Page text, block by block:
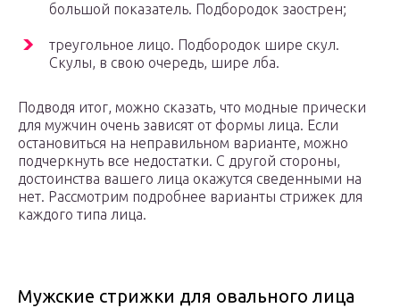
большой показатель. Подбородок заострен;
треугольное лицо. Подбородок шире скул.
Скулы, в свою очередь, шире лба.
Подводя итог, можно сказать, что модные прически
для мужчин очень зависят от формы лица. Если
остановиться на неправильном варианте, можно
подчеркнуть все недостатки. С другой стороны,
достоинства вашего лица окажутся сведенными на
нет. Рассмотрим подробнее варианты стрижек для
каждого типа лица.
Мужские стрижки для овального лица